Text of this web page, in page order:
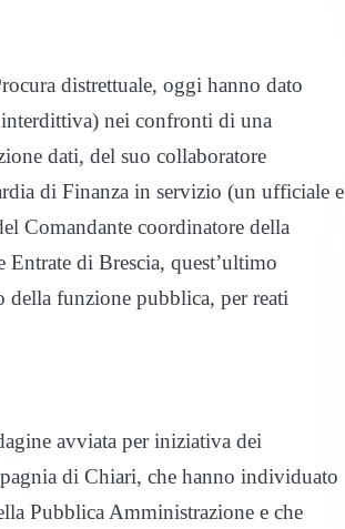
distrettuale, oggi hanno dato
interdittiva) nei confronti di una
dati, del suo collaboratore
di Finanza in servizio (un ufficiale e
Comandante coordinatore della
di Brescia, quest’ultimo
della funzione pubblica, per reati
avviata per iniziativa dei
di Chiari, che hanno individuato
Pubblica Amministrazione e che